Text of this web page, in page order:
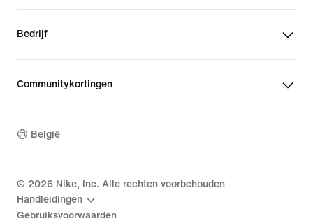
Bedrijf
Communitykortingen
België
© 2026 Nike, Inc. Alle rechten voorbehouden
Handleidingen
Gebruiksvoorwaarden